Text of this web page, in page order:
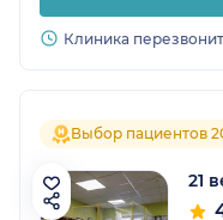
Клиника
Выбор пациентов
21